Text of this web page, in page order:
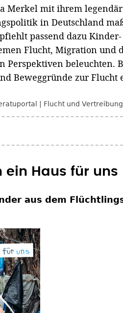
Merkel mit ihrem
in Deutschland
passend dazu
Flucht, Migration und
Perspektiven beleuchten.
Beweggründe zur Flucht
Flucht und Vertreibung
Haus für uns
aus dem